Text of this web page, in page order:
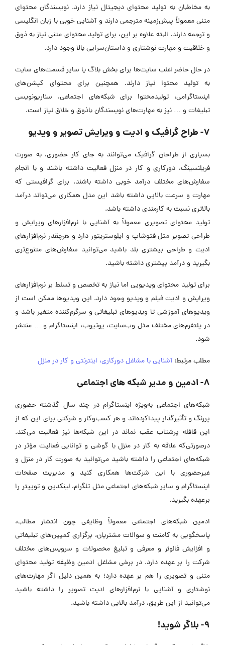
به مخاطبان به تولید محتوای دیجیتال نیاز دارد. نویسندگان محتوای
متنی معمولاً پیش‌زمینه مترجمی دارند و آشنایی خوبی با زبان انگلیسی
و ترجمه دارند. البته علاوه بر این، برای تولید محتوای متنی نیاز به ذوق
و خلاقیت و مهارت نوشتاری و داستان‌سرایی بالا وجود دارد.
در حال حاضر اغلب سایت‌ها برای بخش بلاگ یا سایر قسمت‌های سایت
به تولید محتوا نیاز دارند. همچنین برای محتوای کپشن‌های
اینستاگرامی، تولیدمحتوا برای شبکه‌های اجتماعی، سناریونویسی
تبلیغات و … نیز به مهارت‌های نویسندگان باذوق و خلاق نیاز است.
7- طراح گرافیک و ادیت و ویرایش تصویر و ویدیو
بسیاری از طراحان گرافیک می‌توانند به جای کار حضوری، به صورت
فریلنسینگ، دورکاری و کار در منزل فعالیت داشته باشند و با انجام
سفارش‌های مختلف درآمد خوبی داشته باشند. برای گرافیستی که
مهارت و سرعت بالایی داشته باشد این مدل همکاری می‌تواند درآمد
بالاتری نسبت به کارمندی داشته باشد.
تولید محتوای تصویری معمولاً به آشنایی با نرم‌افزارهای ویرایش و
طراحی تصویر مثل فتوشاپ و ایلوستریتور دارد و هرچقدر نرم‌افزارهای
ادیت و طراحی بیشتری بلد باشید می‌توانید سفارش‌های متنوع‌تری
بگیرید و درآمد بیشتری داشته باشید.
برای تولید محتوای ویدیویی اما نیاز به تخصص و تسلط بر نرم‌افزارهای
ویرایش و ادیت فیلم و ویدیو وجود دارد. این ویدیوها ممکن است از
ویدیوهای آموزشی تا ویدیوهای تبلیغاتی و سرگرم‌کننده متغیر باشد و
در پلتفرم‌های مختلف مثل وب‌سایت، یوتیوب، اینستاگرام و … منتشر
شود.
مطلب مرتبط: آشنایی با مشاغل دورکاری، اینترنتی و کار در منزل
8- ادمین و مدیر شبکه های اجتماعی
شبکه‌های اجتماعی به‌ویژه اینستاگرام در چند سال گذشته حضوری
پررنگ و تأثیرگذار پیداکرده‌اند و هر کسب‌وکار و شرکتی برای این که از
این قافله پرشتاب عقب نماند در این شبکه‌ها نیز فعالیت می‌کند.
درصورتی‌که علاقه به کار در منزل با گوشی و توانایی فعالیت مؤثر در
شبکه‌های اجتماعی را داشته باشید می‌توانید به صورت کار در منزل و
غیرحضوری با این شرکت‌ها همکاری کنید و مدیریت صفحات
اینستاگرام و سایر شبکه‌های اجتماعی مثل تلگرام، لینکدین و توییتر را
برعهده بگیرید.
ادمین شبکه‌های اجتماعی معمولاً وظایفی چون انتشار مطالب،
پاسخگویی به کامنت و سوالات مشتریان، برگزاری کمپین‌های تبلیغاتی
و افزایش فالوئر و معرفی و تبلیغ محصولات و سرویس‌های مختلف
شرکت را بر عهده دارد. در برخی مشاغل ادمین وظیفه تولید محتوای
متنی و تصویری را هم بر عهده دارد؛ به همین دلیل اگر مهارت‌های
نوشتاری و آشنایی با نرم‌افزارهای ادیت تصویر را داشته باشید
می‌توانید از این طریق، درآمد بالایی داشته باشید.
9- بلاگر شوید!